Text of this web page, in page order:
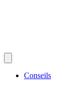
Conseils